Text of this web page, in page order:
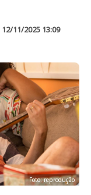
12/11/2025 13:09
Foto: reprodução